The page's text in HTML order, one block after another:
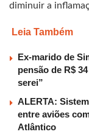
diminuir a
Leia Também
Ex-marido de
pensão de R$
serei”
ALERTA:
entre aviões
Atlântico